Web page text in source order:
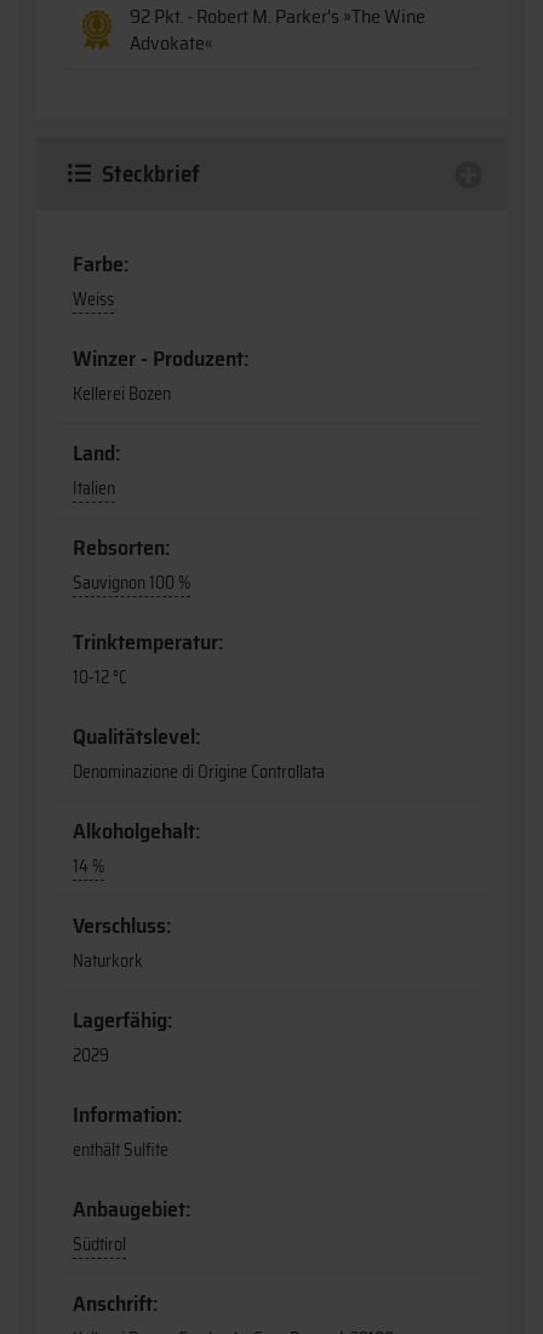
92 Pkt. - Robert M. Parker's »The Wine
Advokate«
Steckbrief
Farbe:
Weiss
Winzer - Produzent:
Kellerei Bozen
Land:
Italien
Rebsorten:
Sauvignon 100 %
Trinktemperatur:
10-12 °C
Qualitätslevel:
Denominazione di Origine Controllata
Alkoholgehalt:
14 %
Verschluss:
Naturkork
Lagerfähig:
2029
Information:
enthält Sulfite
Anbaugebiet:
Südtirol
Anschrift: